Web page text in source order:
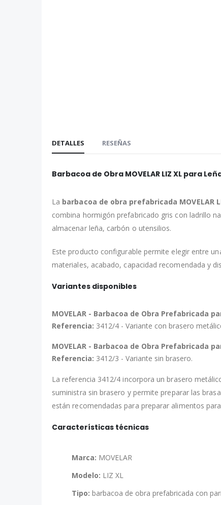
DETALLES
Barbacoa de Obra MOVELAR LIZ XL para
La barbacoa de obra prefabricada MOVELAR
combina hormigón prefabricado gris con ladrillo
almacenar leña, carbón o utensilios.
Este producto configurable permite elegir entre
materiales, acabado, capacidad recomendada y
Variantes disponibles
MOVELAR - Barbacoa de Obra Prefabricada
Referencia: 3412/4 - Variante con brasero
MOVELAR - Barbacoa de Obra Prefabricada
Referencia: 3412/3 - Variante sin brasero.
La referencia 3412/4 incorpora un brasero
suministra sin brasero y permite preparar las
están recomendadas para preparar alimentos
Características técnicas
Marca: MOVELAR
Modelo: LIZ XL
Tipo: barbacoa de obra prefabricada con
RESEÑAS